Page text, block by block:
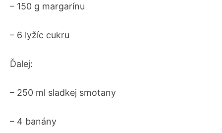
– 150 g margarínu
– 6 lyžíc cukru
Ďalej:
– 250 ml sladkej smotany
– 4 banány